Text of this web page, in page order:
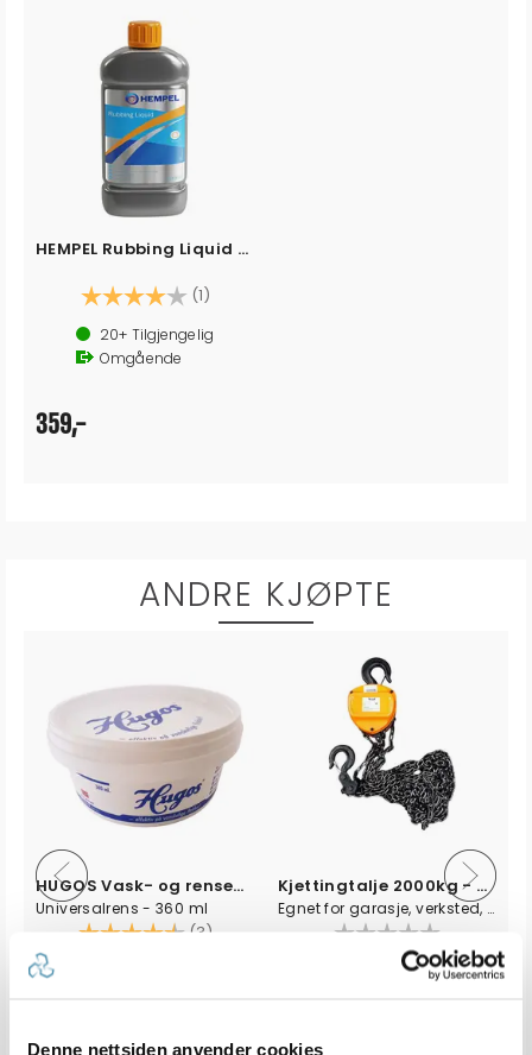
Denne nettsiden anvender cookies
HEMPEL Rubbing Liquid 0,5 l
Karakter: (1)
20+ Tilgjengelig
Omgående
359,-
ANDRE KJØPTE
HUGOS Vask- og rensemiddel
Universalrens - 360 ml
Karakter: (3) 4.3 av 5 mulige
Kjettingtalje 2000kg - 3m løft
Egnet for garasje, verksted, ol.
Tilgjengelig
5 mulige